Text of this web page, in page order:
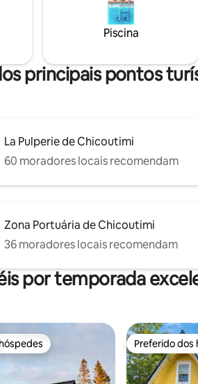
Piscina
principais pontos
La Pulperie de Chicoutimi
60 moradores locais recomendam
Zona Portuária de Chicoutimi
36 moradores locais recomendam
por temporada
preferidos dos hóspedes Preferido dos
Preferido dos